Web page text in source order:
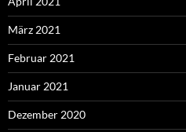
März 2021
Februar 2021
Januar 2021
Dezember 2020